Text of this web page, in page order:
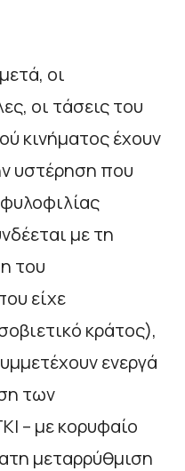
οι
οι τάσεις του
κινήματος έχουν
υστέρηση που
με τη
του
είχε
κράτος),
ενεργά
των
– με κορυφαίο
μεταρρύθμιση